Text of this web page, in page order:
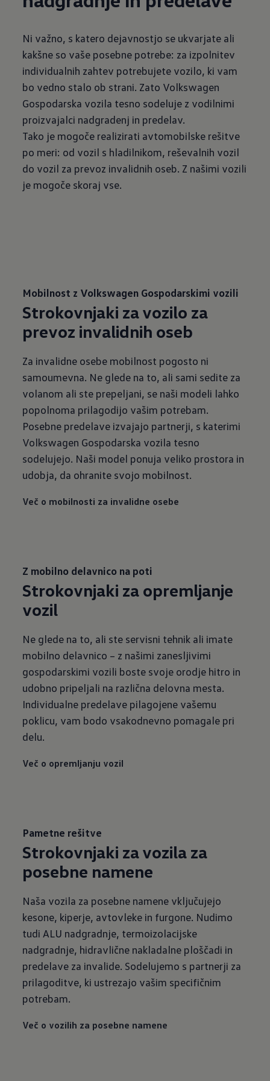
Ni važno, s katero dejavnostjo se ukvarjate ali
kakšne so vaše posebne potrebe: za izpolnitev
individualnih zahtev potrebujete vozilo, ki vam
bo vedno stalo ob strani. Zato Volkswagen
Gospodarska vozila tesno sodeluje z vodilnimi
proizvajalci nadgradenj in predelav.
Tako je mogoče realizirati avtomobilske rešitve
po meri: od vozil s hladilnikom, reševalnih vozil
do vozil za prevoz invalidnih oseb. Z našimi vozili
je mogoče skoraj vse.
Mobilnost z Volkswagen Gospodarskimi vozili
Strokovnjaki za vozilo za
prevoz invalidnih oseb
Za invalidne osebe mobilnost pogosto ni
samoumevna. Ne glede na to, ali sami sedite za
volanom ali ste prepeljani, se naši modeli lahko
popolnoma prilagodijo vašim potrebam.
Posebne predelave izvajajo partnerji, s katerimi
Volkswagen Gospodarska vozila tesno
sodelujejo. Naši model ponuja veliko prostora in
udobja, da ohranite svojo mobilnost.
Več o mobilnosti za invalidne osebe
Z mobilno delavnico na poti
Strokovnjaki za opremljanje
vozil
Ne glede na to, ali ste servisni tehnik ali imate
mobilno delavnico – z našimi zanesljivimi
gospodarskimi vozili boste svoje orodje hitro in
udobno pripeljali na različna delovna mesta.
Individualne predelave pilagojene vašemu
poklicu, vam bodo vsakodnevno pomagale pri
delu.
Več o opremljanju vozil
Pametne rešitve
Strokovnjaki za vozila za
posebne namene
Naša vozila za posebne namene vključujejo
kesone, kiperje, avtovleke in furgone. Nudimo
tudi ALU nadgradnje, termoizolacijske
nadgradnje, hidravlične nakladalne ploščadi in
predelave za invalide. Sodelujemo s partnerji za
prilagoditve, ki ustrezajo vašim specifičnim
potrebam.
Več o vozilih za posebne namene